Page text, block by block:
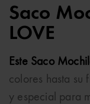
Saco
LOVE
Este Saco
colores hasta su
y especial para